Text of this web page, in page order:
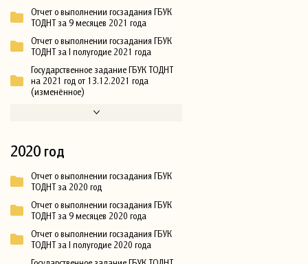
Отчет о выполнении госзадания ГБУК
ТОДНТ за 9 месяцев 2021 года
Отчет о выполнении госзадания ГБУК
ТОДНТ за I полугодие 2021 года
Государственное задание ГБУК ТОДНТ
на 2021 год от 13.12.2021 года
(изменённое)
2020 год
Отчет о выполнении госзадания ГБУК
ТОДНТ за 2020 год
Отчет о выполнении госзадания ГБУК
ТОДНТ за 9 месяцев 2020 года
Отчет о выполнении госзадания ГБУК
ТОДНТ за I полугодие 2020 года